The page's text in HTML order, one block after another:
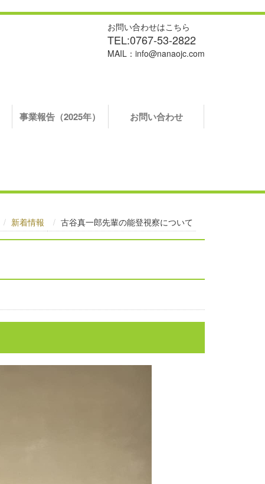
お問い合わせはこちら
TEL:0767-53-2822
MAIL：info@nanaojc.com
事業報告（2025年） お問い合わせ
新着情報 古谷真一郎先輩の能登視察について